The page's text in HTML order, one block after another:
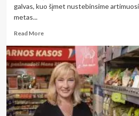
galvas, kuo šįmet nustebinsime
metas...
Read MoreRead
about
Apšilimas
prieš
šventes:
paeksperimentuokite
su
kalėdinės